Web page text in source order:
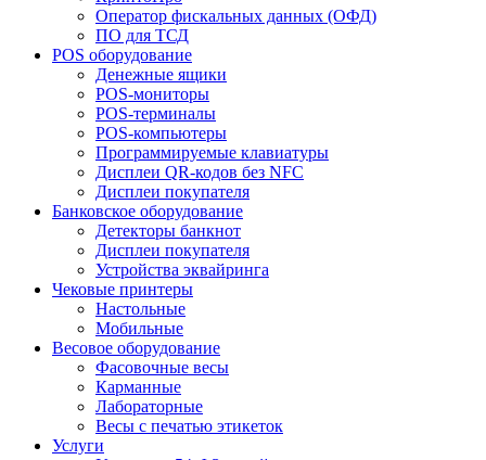
Оператор фискальных данных (ОФД)
ПО для ТСД
POS оборудование
Денежные ящики
POS-мониторы
POS-терминалы
POS-компьютеры
Программируемые клавиатуры
Дисплеи QR-кодов без NFC
Дисплеи покупателя
Банковское оборудование
Детекторы банкнот
Дисплеи покупателя
Устройства эквайринга
Чековые принтеры
Настольные
Мобильные
Весовое оборудование
Фасовочные весы
Карманные
Лабораторные
Весы с печатью этикеток
Услуги